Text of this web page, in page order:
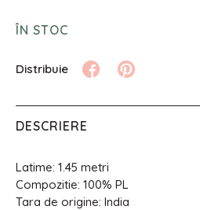
ÎN STOC
DESCRIERE
Latime: 1.45 metri
Compozitie: 100% PL
Tara de origine: India